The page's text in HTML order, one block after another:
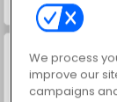
VegaMix Da
We process
improve our
campaigns